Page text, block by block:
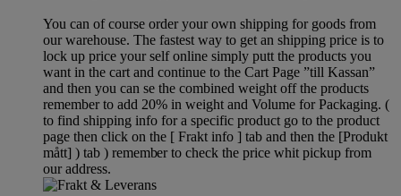
You can of course order your own shipping for goods from
our warehouse. The fastest way to get an shipping price is to
lock up price your self online simply putt the products you
want in the cart and continue to the Cart Page ”till Kassan”
and then you can se the combined weight off the products
remember to add 20% in weight and Volume for Packaging. (
to find shipping info for a specific product go to the product
page then click on the [ Frakt info ] tab and then the [Produkt
mått] ) tab ) rememberto check the price whit pickup from
our address.